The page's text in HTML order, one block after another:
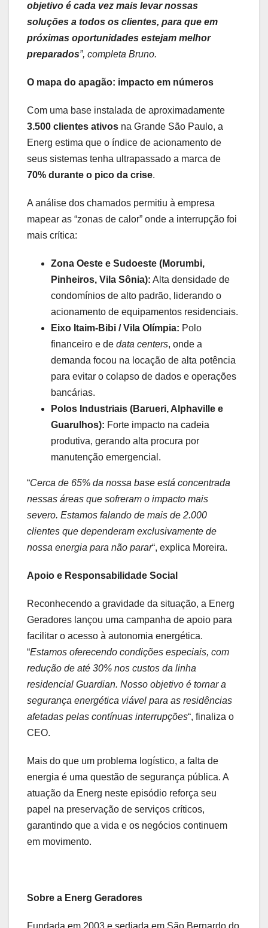
objetivo é cada vez mais levar nossas
soluções a todos os clientes, para que em
próximas oportunidades estejam melhor
preparados”, completa Bruno.
O mapa do apagão: impacto em números
Com uma base instalada de aproximadamente
3.500 clientes ativos na Grande São Paulo, a
Energ estima que o índice de acionamento de
seus sistemas tenha ultrapassado a marca de
70% durante o pico da crise.
A análise dos chamados permitiu à empresa
mapear as “zonas de calor” onde a interrupção foi
mais crítica:
Zona Oeste e Sudoeste (Morumbi,
Pinheiros, Vila Sônia): Alta densidade de
condomínios de alto padrão, liderando o
acionamento de equipamentos residenciais.
Eixo Itaim-Bibi / Vila Olímpia: Polo
financeiro e de data centers, onde a
demanda focou na locação de alta potência
para evitar o colapso de dados e operações
bancárias.
Polos Industriais (Barueri, Alphaville e
Guarulhos): Forte impacto na cadeia
produtiva, gerando alta procura por
manutenção emergencial.
“Cerca de 65% da nossa base está concentrada
nessas áreas que sofreram o impacto mais
severo. Estamos falando de mais de 2.000
clientes que dependeram exclusivamente de
nossa energia para não parar“, explica Moreira.
Apoio e Responsabilidade Social
Reconhecendo a gravidade da situação, a Energ
Geradores lançou uma campanha de apoio para
facilitar o acesso à autonomia energética.
“Estamos oferecendo condições especiais, com
redução de até 30% nos custos da linha
residencial Guardian. Nosso objetivo é tornar a
segurança energética viável para as residências
afetadas pelas contínuas interrupções“, finaliza o
CEO.
Mais do que um problema logístico, a falta de
energia é uma questão de segurança pública. A
atuação da Energ neste episódio reforça seu
papel na preservação de serviços críticos,
garantindo que a vida e os negócios continuem
em movimento.
Sobre a Energ Geradores
Fundada em 2003 e sediada em São Bernardo do